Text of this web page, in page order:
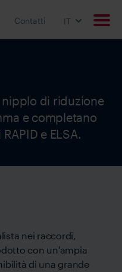
Contatti IT
di riduzione
e completano
e ELSA.
nei raccordi,
con un'ampia
di una grande